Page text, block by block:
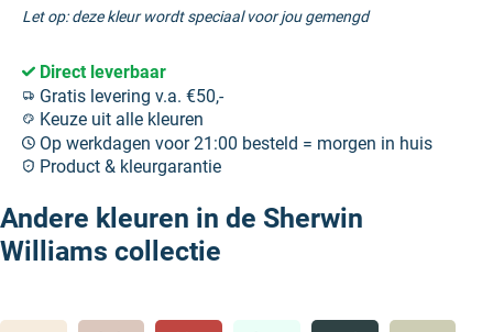
Let op: deze kleur wordt speciaal voor jou gemengd
Direct leverbaar
Gratis levering v.a. €50,-
Keuze uit alle kleuren
Op werkdagen voor 21:00 besteld = morgen in huis
Product & kleurgarantie
Andere kleuren in de Sherwin
Williams collectie